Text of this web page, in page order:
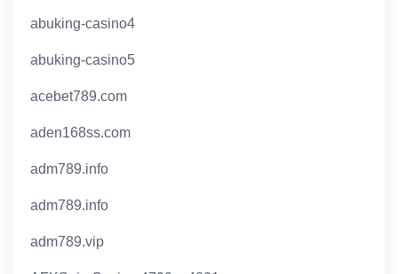
abuking-casino4
abuking-casino5
acebet789.com
aden168ss.com
adm789.info
adm789.info
adm789.vip